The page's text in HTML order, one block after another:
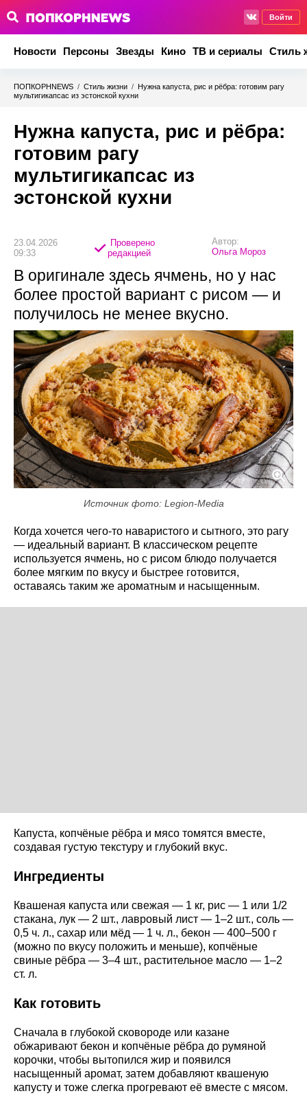
Войти
Новости Персоны Звезды Кино ТВ и сериалы Стиль
ПОПКОРНNEWS / Стиль жизни / Нужна капуста, рис и рёбра: готовим рагу
мультигикапсас из эстонской кухни
Нужна капуста, рис и рёбра:
готовим рагу
мультигикапсас из
эстонской кухни
23.04.2026
09:33
Проверено
редакцией
Автор:
Ольга Мороз
В оригинале здесь ячмень, но у нас
более простой вариант с рисом — и
получилось не менее вкусно.
Источник фото: Legion-Media
Когда хочется чего-то наваристого и сытного, это рагу
— идеальный вариант. В классическом рецепте
используется ячмень, но с рисом блюдо получается
более мягким по вкусу и быстрее готовится,
оставаясь таким же ароматным и насыщенным.
Капуста, копчёные рёбра и мясо томятся вместе,
создавая густую текстуру и глубокий вкус.
Ингредиенты
Квашеная капуста или свежая — 1 кг, рис — 1 или 1/2
стакана, лук — 2 шт., лавровый лист — 1–2 шт., соль —
0,5 ч. л., сахар или мёд — 1 ч. л., бекон — 400–500 г
(можно по вкусу положить и меньше), копчёные
свиные рёбра — 3–4 шт., растительное масло — 1–2
ст. л.
Как готовить
Сначала в глубокой сковороде или казане
обжаривают бекон и копчёные рёбра до румяной
корочки, чтобы вытопился жир и появился
насыщенный аромат, затем добавляют квашеную
капусту и тоже слегка прогревают её вместе с мясом.